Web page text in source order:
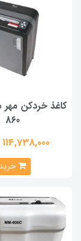
860
114,738,000 تومان
خرید